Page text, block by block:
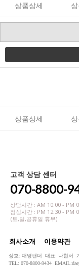
상품상세
상품상세
고객 상담 센터
070-8800-
상담시간 : AM 10:00 - PM
점심시간 : PM 12:30 - PM
(토,일,공휴일 휴무)
회사소개 이용약관
상호: 대영팬더 대표: 나현서
TEL: 070-8800-9434